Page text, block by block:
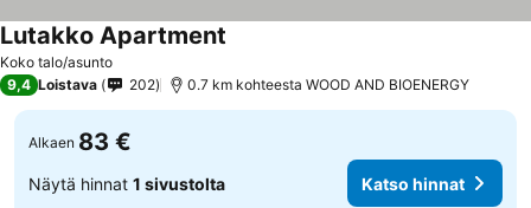
Koko talo/asunto
Lutakko Apartment
9,4 Loistava 202 0.7 km kohteesta WOOD AND BIOENERGY
Alkaen 83 €
Näytä hinnat 1 sivustolta Katso hinnat